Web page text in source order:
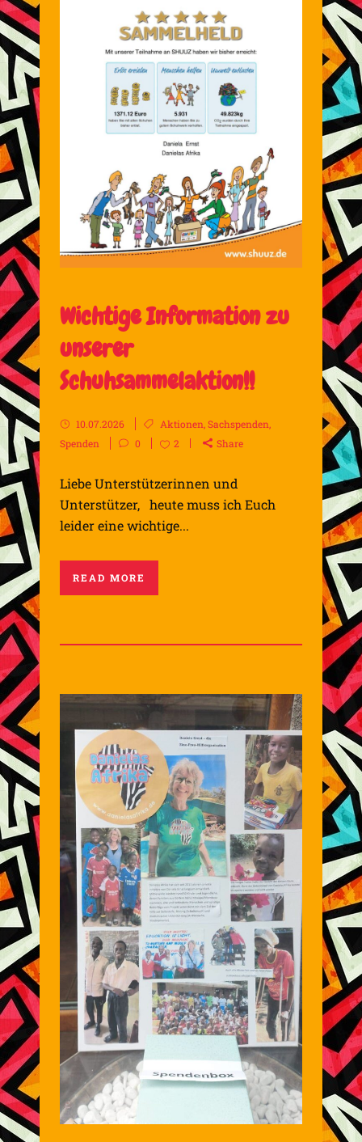
Wichtige Information zu
unserer
Schuhsammelaktion!!
10.07.2026 Aktionen,Sachspenden,
Spenden
0 2 Share
Liebe Unterstützerinnen und
Unterstützer, heute muss ich Euch
leider eine wichtige...
READ MORE